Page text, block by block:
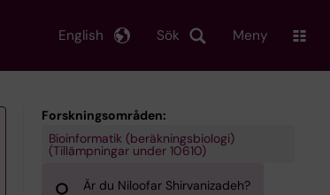
Sök
English Meny
Forskningsområden:
Bioinformatik (beräkningsbiologi)
(Tillämpningar under 10610)
Är du Niloofar Shirvanizadeh?